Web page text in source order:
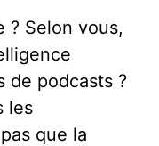
? Selon vous,
de podcasts ?
les
que la